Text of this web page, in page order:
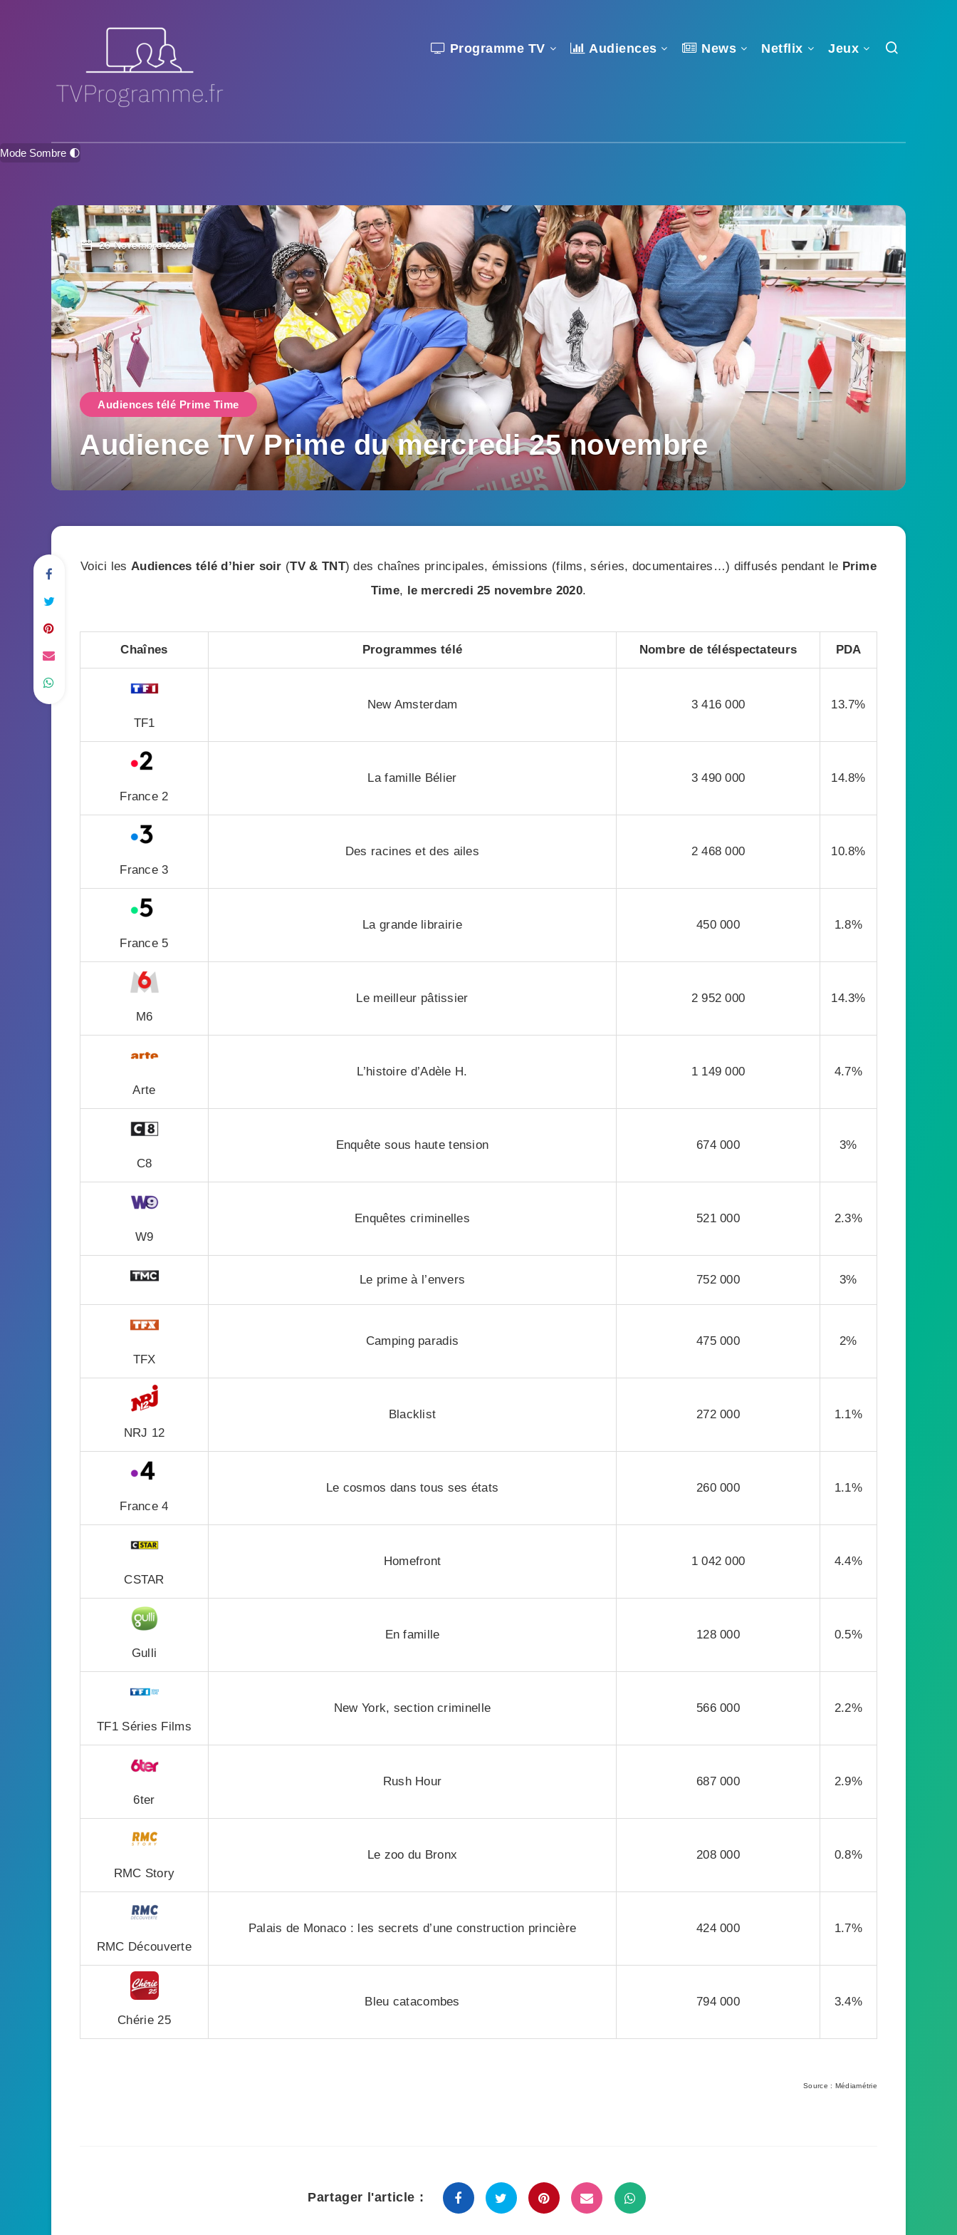
Programme TV Audiences News Netflix Jeux
Mode Sombre 🌓
26 Novembre 2020
Audiences télé Prime Time
Audience TV Prime du mercredi 25 novembre
Voici les Audiences télé d’hier soir (TV & TNT) des chaînes principales, émissions (films, séries, documentaires…) diffusés pendant le Prime
Time, le mercredi 25 novembre 2020.
Chaînes Programmes télé Nombre de téléspectateurs PDA
TF1
New Amsterdam 3 416 000 13.7%
France 2
La famille Bélier 3 490 000 14.8%
France 3
Des racines et des ailes 2 468 000 10.8%
France 5
La grande librairie 450 000 1.8%
M6
Le meilleur pâtissier 2 952 000 14.3%
Arte
L’histoire d’Adèle H. 1 149 000 4.7%
C8
Enquête sous haute tension 674 000 3%
W9
Enquêtes criminelles 521 000 2.3%
Le prime à l’envers 752 000 3%
TFX
Camping paradis 475 000 2%
NRJ 12
Blacklist 272 000 1.1%
France 4
Le cosmos dans tous ses états 260 000 1.1%
CSTAR
Homefront 1 042 000 4.4%
Gulli
En famille 128 000 0.5%
TF1 Séries Films
New York, section criminelle 566 000 2.2%
6ter
Rush Hour 687 000 2.9%
RMC Story
Le zoo du Bronx 208 000 0.8%
RMC Découverte
Palais de Monaco : les secrets d’une construction princière 424 000 1.7%
Chérie 25
Bleu catacombes 794 000 3.4%
Source : Médiamétrie
Partager l'article :